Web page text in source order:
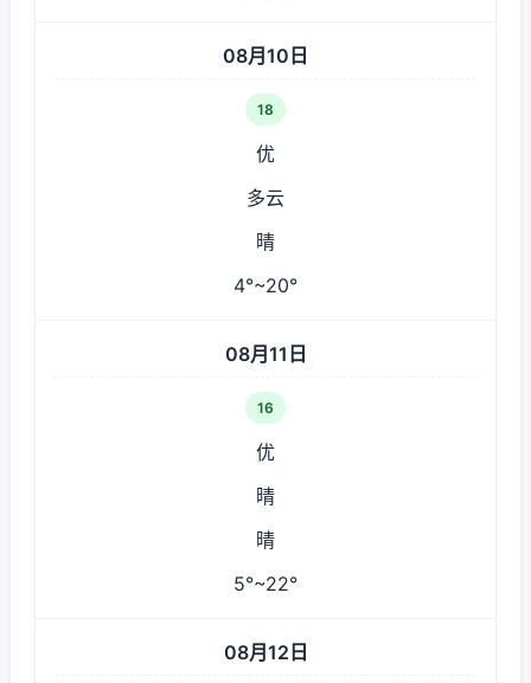
08月10日
18
优
多云
晴
4°~20°
08月11日
16
优
晴
晴
5°~22°
08月12日